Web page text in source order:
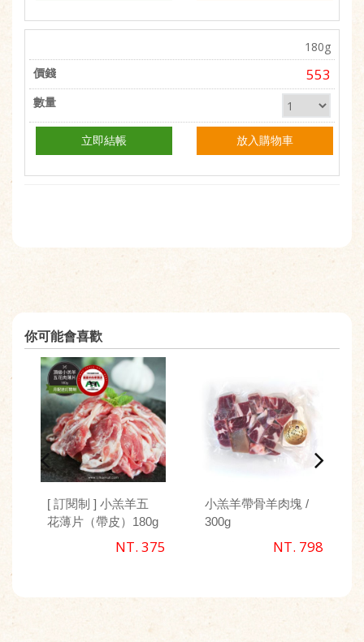
180g
553
立即結帳 放入購物車
你可能會喜歡
[ 訂閱制 ] 小羔羊五
花薄片（帶皮）180g
NT. 375
小羔羊帶骨羊肉塊 /
300g
NT. 798